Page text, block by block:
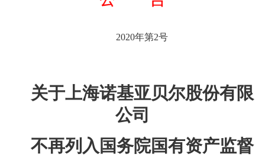
2020年第2号
关于上海诺基亚贝尔股份有限
公司
不再列入国务院国有资产监督